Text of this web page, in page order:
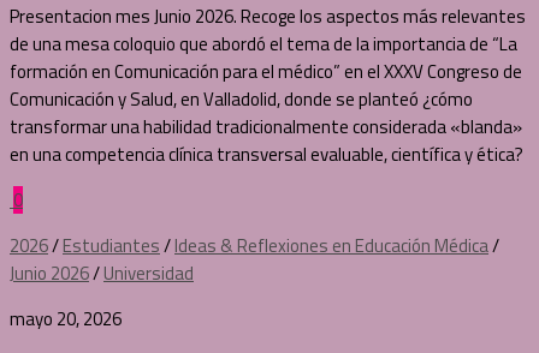
Presentacion mes Junio 2026. Recoge los aspectos más relevantes
de una mesa coloquio que abordó el tema de la importancia de “La
formación en Comunicación para el médico” en el XXXV Congreso de
Comunicación y Salud, en Valladolid, donde se planteó ¿cómo
transformar una habilidad tradicionalmente considerada «blanda»
en una competencia clínica transversal evaluable, científica y ética?
0
2026/Estudiantes/Ideas & Reflexiones en Educación Médica/
Junio 2026/Universidad
mayo 20, 2026